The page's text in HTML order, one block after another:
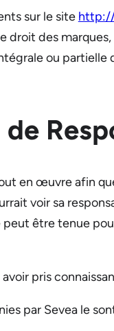
sur le site
droit des
ou partielle
en œuvre afin
voir sa
peut être tenue
pris
par Sevea le